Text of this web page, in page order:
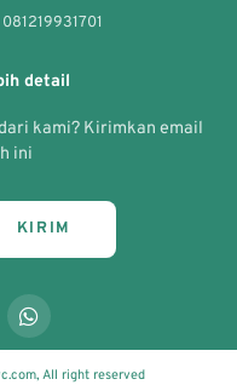
081219931701
detail
kami? Kirimkan email
ini
KIRIM
All right reserved